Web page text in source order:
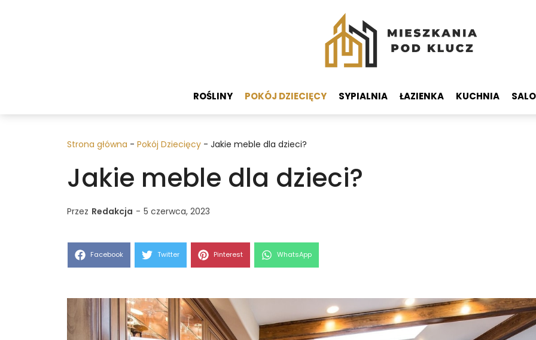
ROŚLINY POKÓJ DZIECIĘCY SYPIALNIA ŁAZIENKA KUCHNIA
Strona główna - Pokój Dziecięcy - Jakie meble dla dzieci?
Jakie meble dla dzieci?
Przez Redakcja - 5 czerwca, 2023
Share
Facebook Share
Twitter Share
Pinterest Share
WhatsApp